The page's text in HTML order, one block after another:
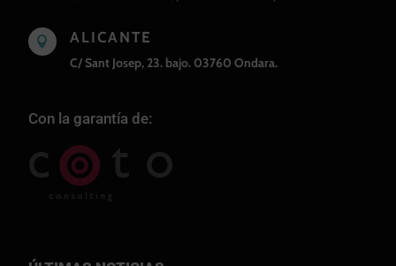
 ALICANTE
C/ Sant Josep, 23. bajo. 03760 Ondara.
Con la garantía de: